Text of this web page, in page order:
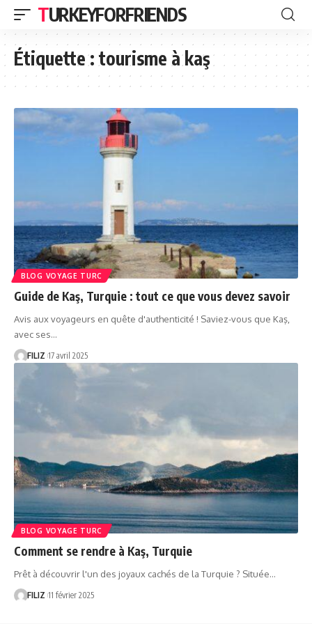
TURKEYFORFRIENDS
Étiquette :tourisme à kaş
BLOG VOYAGE TURC
Guide de Kaş, Turquie : tout ce que vous devez savoir
Avis aux voyageurs en quête d'authenticité ! Saviez-vous que Kaş,
avec ses…
FILIZ 17 avril 2025
BLOG VOYAGE TURC
Comment se rendre à Kaş, Turquie
Prêt à découvrir l'un des joyaux cachés de la Turquie ? Située…
FILIZ 11 février 2025